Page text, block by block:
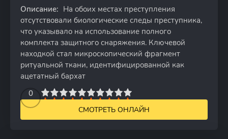
Описание: На обоих местах преступления
отсутствовали биологические следы преступника,
что указывало на использование полного
комплекта защитного снаряжения. Ключевой
находкой стал микроскопический фрагмент
ритуальной ткани, идентифицированной как
ацетатный бархат
0
5 7 8 9 10
СМОТРЕТЬ ОНЛАЙН